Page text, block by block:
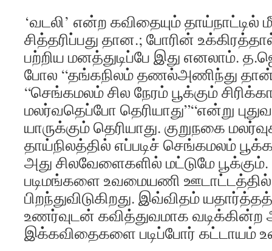
‘வடலி’ என்ற கவிதையும்
சித்தரிப்பது தான.; போரின்
பற்றிய மனத்துடிப்பே இது எனலாம்.
போல “தங்கநிலம் தணல்அணிந்து தான்
“செங்கமலம் சில நேரம் பூக்கும்
மலர்வதெப்போ தெரியாது”“என்று
யாருக்கும் தெரியாது. குறுநகை
தாய்நிலத்தில் எப்படிச் செங்கமலம்
அது சிலவேளைகளில் மட்டுமே
படிமங்களை உவமையணி
பிறந்துவிடுகிறது. இவ்விதம்
உணர்வுடன் கவித்துவமாக
இக்கவிதைகளை படிப்போர் கட்டாயம்